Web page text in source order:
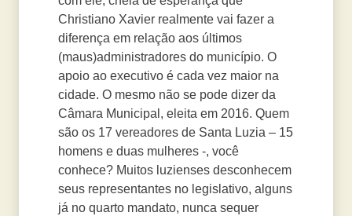
Christiano Xavier realmente vai fazer a
diferença em relação aos últimos
(maus)administradores do município. O
apoio ao executivo é cada vez maior na
cidade. O mesmo não se pode dizer da
Câmara Municipal, eleita em 2016. Quem
são os 17 vereadores de Santa Luzia – 15
homens e duas mulheres -, você
conhece? Muitos luzienses desconhecem
seus representantes no legislativo, alguns
já no quarto mandato, nunca sequer